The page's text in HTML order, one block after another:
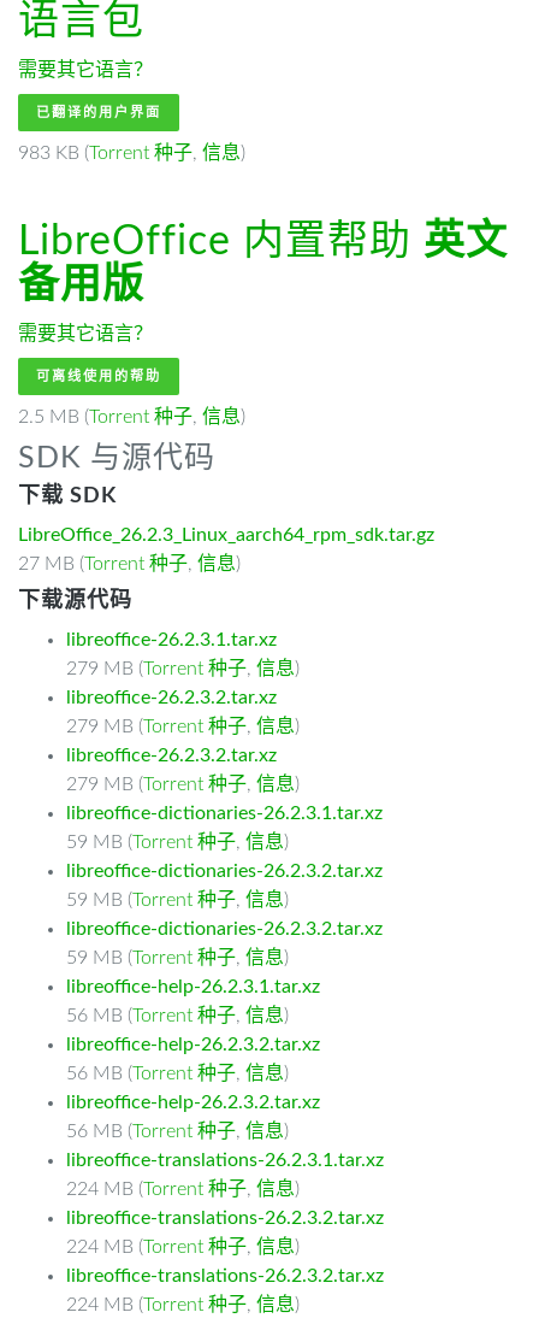
语言包
需要其它语言？
已翻译的用户界面
983 KB (Torrent 种子, 信息)
LibreOffice 内置帮助 英文
备用版
需要其它语言？
可离线使用的帮助
2.5 MB (Torrent 种子, 信息)
SDK 与源代码
下载 SDK
LibreOffice_26.2.3_Linux_aarch64_rpm_sdk.tar.gz
27 MB (Torrent 种子, 信息)
下载源代码
libreoffice-26.2.3.1.tar.xz
279 MB (Torrent 种子, 信息)
libreoffice-26.2.3.2.tar.xz
279 MB (Torrent 种子, 信息)
libreoffice-26.2.3.2.tar.xz
279 MB (Torrent 种子, 信息)
libreoffice-dictionaries-26.2.3.1.tar.xz
59 MB (Torrent 种子, 信息)
libreoffice-dictionaries-26.2.3.2.tar.xz
59 MB (Torrent 种子, 信息)
libreoffice-dictionaries-26.2.3.2.tar.xz
59 MB (Torrent 种子, 信息)
libreoffice-help-26.2.3.1.tar.xz
56 MB (Torrent 种子, 信息)
libreoffice-help-26.2.3.2.tar.xz
56 MB (Torrent 种子, 信息)
libreoffice-help-26.2.3.2.tar.xz
56 MB (Torrent 种子, 信息)
libreoffice-translations-26.2.3.1.tar.xz
224 MB (Torrent 种子, 信息)
libreoffice-translations-26.2.3.2.tar.xz
224 MB (Torrent 种子, 信息)
libreoffice-translations-26.2.3.2.tar.xz
224 MB (Torrent 种子, 信息)